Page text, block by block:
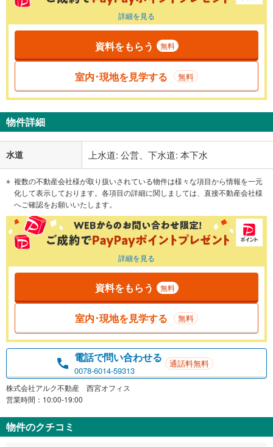
詳細を見る
資料をもらう 無料
室内･現地を見学する 無料
物件詳細
水道 上水道: 公営、下水道: 本下水
複数の不動産会社様が取り扱いされている物件は様々な項目から情報を一元
化して表示しております。各項目の詳細に関しましては、直接不動産会社様
へご確認をお願いいたします。
詳細を見る
資料をもらう 無料
室内･現地を見学する 無料
電話で問い合わせる
0078-6014-59313
通話料無料
株式会社アルク不動産 西宮オフィス
営業時間：10:00-19:00
物件のクチコミ